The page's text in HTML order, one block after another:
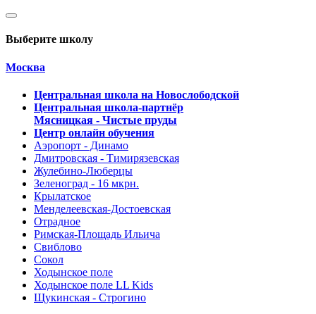
Выберите школу
Москва
Центральная школа на Новослободской
Центральная школа-партнёр
Мясницкая - Чистые пруды
Центр онлайн обучения
Аэропорт - Динамо
Дмитровская - Тимирязевская
Жулебино-Люберцы
Зеленоград - 16 мкрн.
Крылатское
Менделеевская-Достоевская
Отрадное
Римская-Площадь Ильича
Свиблово
Сокол
Ходынское поле
Ходынское поле LL Kids
Щукинская - Строгино